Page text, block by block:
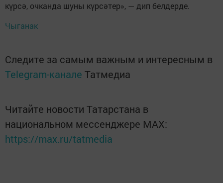
күрсә, очканда шуны күрсәтер», — дип белдерде.
Чыганак
Следите за самым важным и интересным в
Telegram-канале Татмедиа
Читайте новости Татарстана в
национальном мессенджере MАХ:
https://max.ru/tatmedia